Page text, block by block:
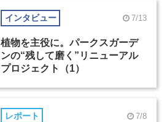
インタビュー 7/13
植物を主役に。パークスガーデ
ンの“残して磨く”リニューアル
プロジェクト（1）
レポート 7/8